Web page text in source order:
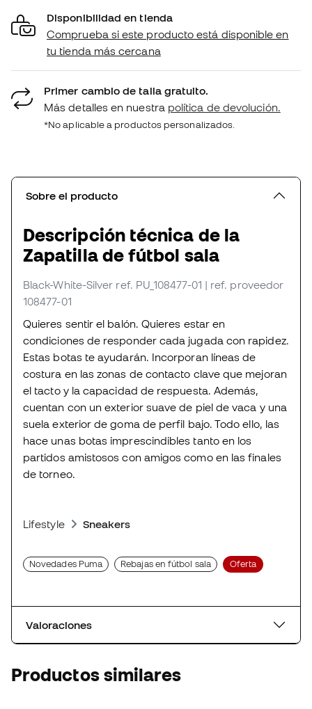
Disponibilidad en tienda
Comprueba si este producto está disponible en
tu tienda más cercana
Primer cambio de talla gratuito.
Más detalles en nuestra política de devolución.
*No aplicable a productos personalizados.
Sobre el producto
Descripción técnica de la
Zapatilla de fútbol sala
Black-White-Silver ref. PU_108477-01 | ref. proveedor
108477-01
Quieres sentir el balón. Quieres estar en
condiciones de responder cada jugada con rapidez.
Estas botas te ayudarán. Incorporan líneas de
costura en las zonas de contacto clave que mejoran
el tacto y la capacidad de respuesta. Además,
cuentan con un exterior suave de piel de vaca y una
suela exterior de goma de perfil bajo. Todo ello, las
hace unas botas imprescindibles tanto en los
partidos amistosos con amigos como en las finales
de torneo.
Lifestyle Sneakers
Novedades Puma Rebajas en fútbol sala Oferta
Valoraciones
Productos similares